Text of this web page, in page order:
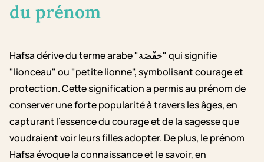
du prénom
Hafsa dérive du terme arabe "حَفْصَة" qui signifie
"lionceau" ou "petite lionne", symbolisant courage et
protection. Cette signification a permis au prénom de
conserver une forte popularité à travers les âges, en
capturant l'essence du courage et de la sagesse que
voudraient voir leurs filles adopter. De plus, le prénom
Hafsa évoque la connaissance et le savoir, en